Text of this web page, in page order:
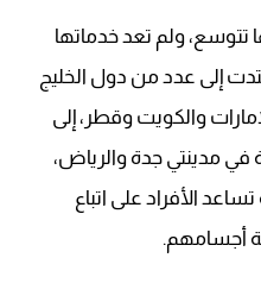
ولم تعد خدماتها
إلى عدد من دول الخليج
والكويت وقطر، إلى
في مدينتي جدة والرياض،
الأفراد على اتباع
أجسامهم.